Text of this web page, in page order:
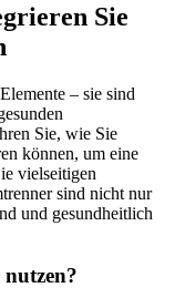
Sie
– sie sind
Sie, wie Sie
können, um eine
vielseitigen
sind nicht nur
und gesundheitlich